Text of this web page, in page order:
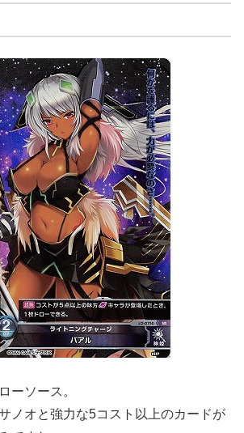
ーソース。
ノオと強力な5コスト以上のカードが